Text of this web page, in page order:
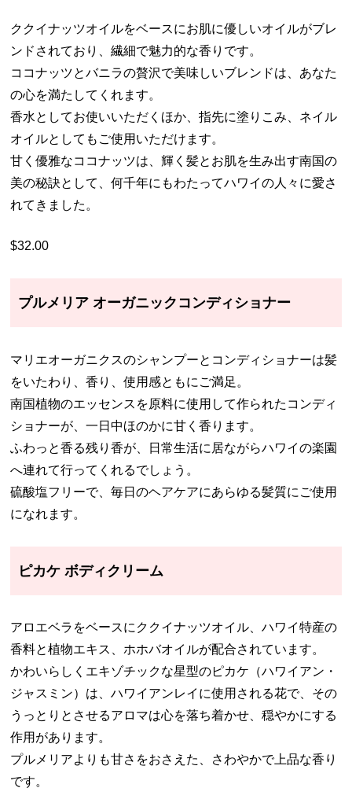
ククイナッツオイルをベースにお肌に優しいオイルがブレ
ンドされており、繊細で魅力的な香りです。
ココナッツとバニラの贅沢で美味しいブレンドは、あなた
の心を満たしてくれます。
香水としてお使いいただくほか、指先に塗りこみ、ネイル
オイルとしてもご使用いただけます。
甘く優雅なココナッツは、輝く髪とお肌を生み出す南国の
美の秘訣として、何千年にもわたってハワイの人々に愛さ
れてきました。
$32.00
プルメリア オーガニックコンディショナー
マリエオーガニクスのシャンプーとコンディショナーは髪
をいたわり、香り、使用感ともにご満足。
南国植物のエッセンスを原料に使用して作られたコンディ
ショナーが、一日中ほのかに甘く香ります。
ふわっと香る残り香が、日常生活に居ながらハワイの楽園
へ連れて行ってくれるでしょう。
硫酸塩フリーで、毎日のヘアケアにあらゆる髪質にご使用
になれます。
ピカケ ボディクリーム
アロエベラをベースにククイナッツオイル、ハワイ特産の
香料と植物エキス、ホホバオイルが配合されています。
かわいらしくエキゾチックな星型のピカケ（ハワイアン・
ジャスミン）は、ハワイアンレイに使用される花で、その
うっとりとさせるアロマは心を落ち着かせ、穏やかにする
作用があります。
プルメリアよりも甘さをおさえた、さわやかで上品な香り
です。